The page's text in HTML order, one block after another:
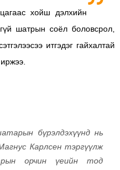
хойш дэлхийн
шатрын соёл боловсрол,
итгэдэг гайхалтай
бүрэлдэхүүнд нь
Карлсен тэргүүлж
орчин үеийн тод